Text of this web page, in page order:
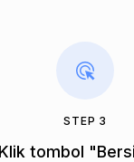
STEP 3
Klik tombol